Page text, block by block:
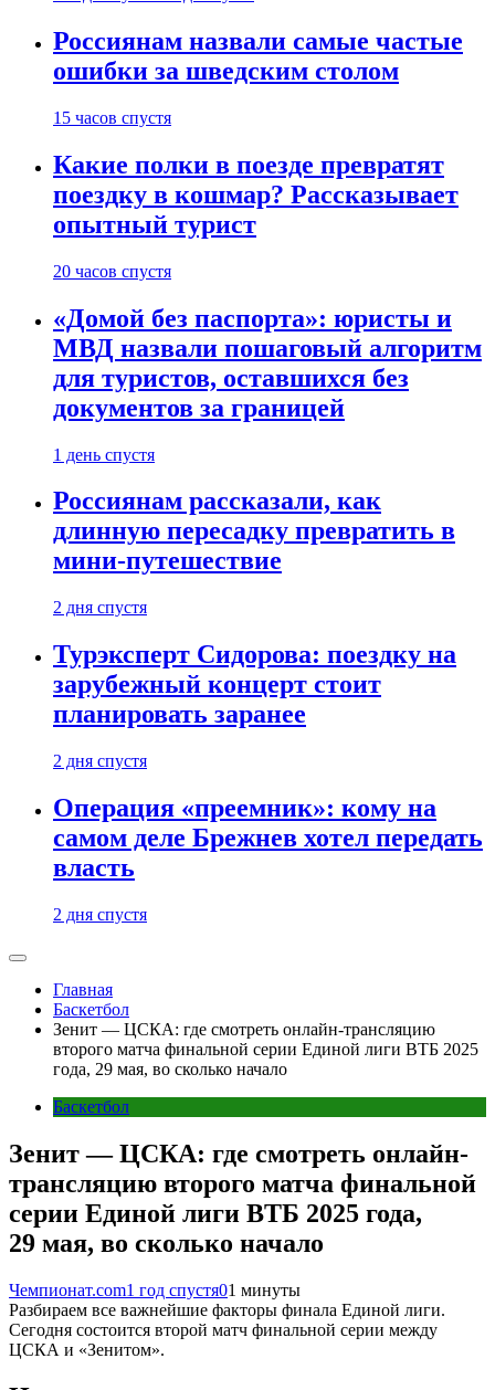
Россиянам назвали самые частые
ошибки за шведским столом
15 часов спустя
Какие полки в поезде превратят
поездку в кошмар? Рассказывает
опытный турист
20 часов спустя
«Домой без паспорта»: юристы и
МВД назвали пошаговый алгоритм
для туристов, оставшихся без
документов за границей
1 день спустя
Россиянам рассказали, как
длинную пересадку превратить в
мини-путешествие
2 дня спустя
Турэксперт Сидорова: поездку на
зарубежный концерт стоит
планировать заранее
2 дня спустя
Операция «преемник»: кому на
самом деле Брежнев хотел передать
власть
2 дня спустя
Главная
Баскетбол
Зенит — ЦСКА: где смотреть онлайн-трансляцию
второго матча финальной серии Единой лиги ВТБ 2025
года, 29 мая, во сколько начало
Баскетбол
Зенит — ЦСКА: где смотреть онлайн-
трансляцию второго матча финальной
серии Единой лиги ВТБ 2025 года,
29 мая, во сколько начало
Чемпионат.com1 год спустя01 минуты
Разбираем все важнейшие факторы финала Единой лиги.
Сегодня состоится второй матч финальной серии между
ЦСКА и «Зенитом».